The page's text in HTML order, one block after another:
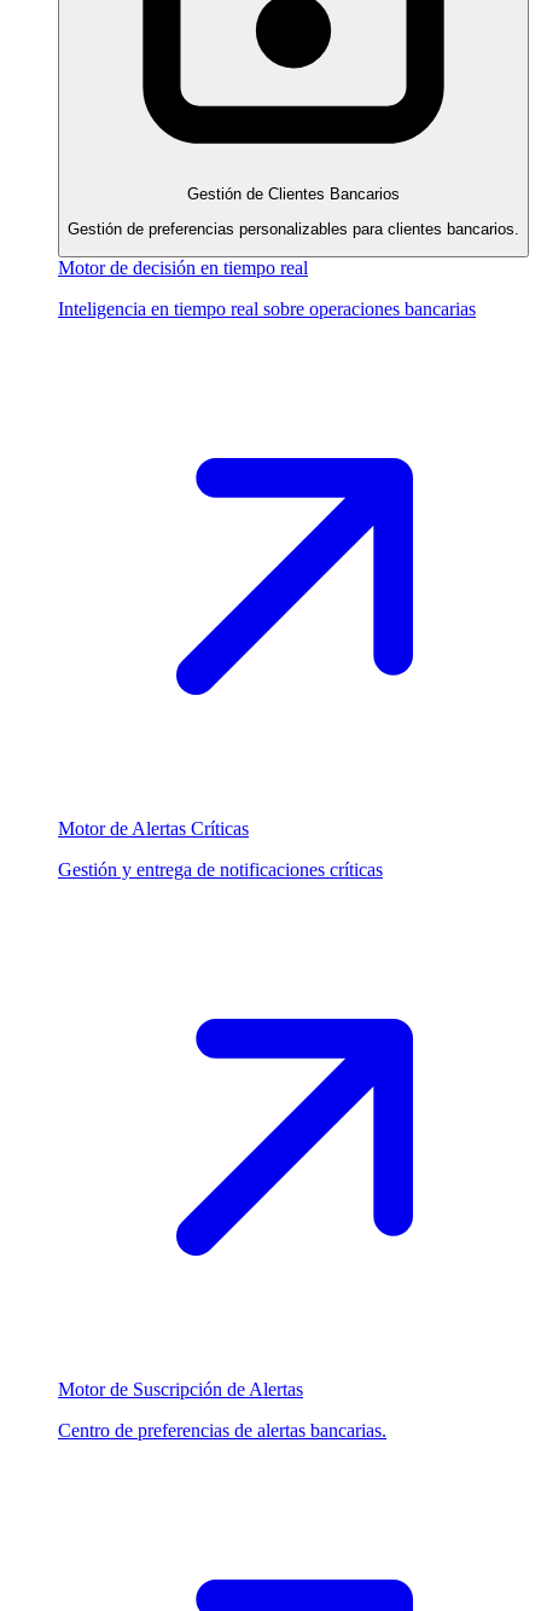
Gestión de Clientes Bancarios
Gestión de preferencias personalizables para clientes bancarios.
Motor de decisión en tiempo real
Inteligencia en tiempo real sobre operaciones bancarias
Motor de Alertas Críticas
Gestión y entrega de notificaciones críticas
Motor de Suscripción de Alertas
Centro de preferencias de alertas bancarias.